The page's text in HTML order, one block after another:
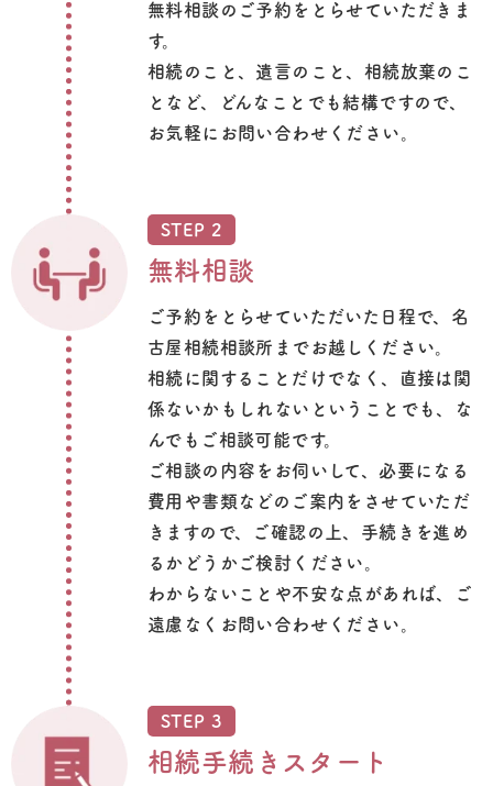
無料相談のご予約をとらせていただきま
す。
相続のこと、遺言のこと、相続放棄のこ
となど、どんなことでも結構ですので、
お気軽にお問い合わせください。
STEP 2
無料相談
ご予約をとらせていただいた日程で、名
古屋相続相談所までお越しください。
相続に関することだけでなく、直接は関
係ないかもしれないということでも、な
んでもご相談可能です。
ご相談の内容をお伺いして、必要になる
費用や書類などのご案内をさせていただ
きますので、ご確認の上、手続きを進め
るかどうかご検討ください。
わからないことや不安な点があれば、ご
遠慮なくお問い合わせください。
STEP 3
相続手続きスタート